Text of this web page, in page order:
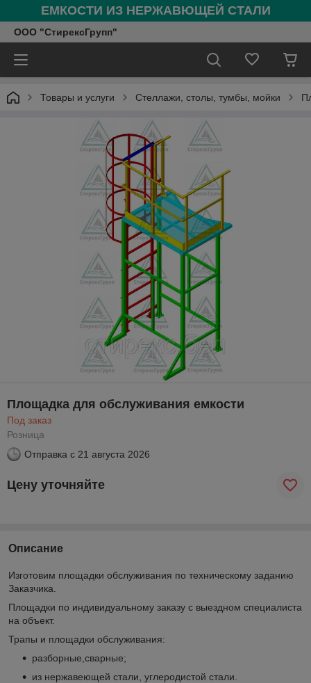
ЕМКОСТИ ИЗ НЕРЖАВЮЩЕЙ СТАЛИ
ООО "СтирексГрупп"
Товары и услуги Стеллажи, столы, тумбы, мойки
Площадка для обслуживания емкости
Под заказ
Розница
Отправка с 21 августа 2026
Цену уточняйте
Описание
Изготовим площадки обслуживания по техническому заданию
Заказчика.
Площадки по индивидуальному заказу с выездном специалиста
на объект.
Трапы и площадки обслуживания:
разборные,сварные;
из нержавеющей стали, углеродистой стали.